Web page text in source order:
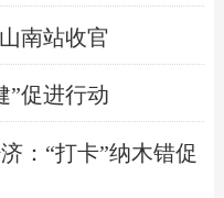
南站收官
”促进行动
：“打卡”纳木错促